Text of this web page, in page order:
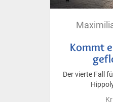
Kommt
Der vierte Fall